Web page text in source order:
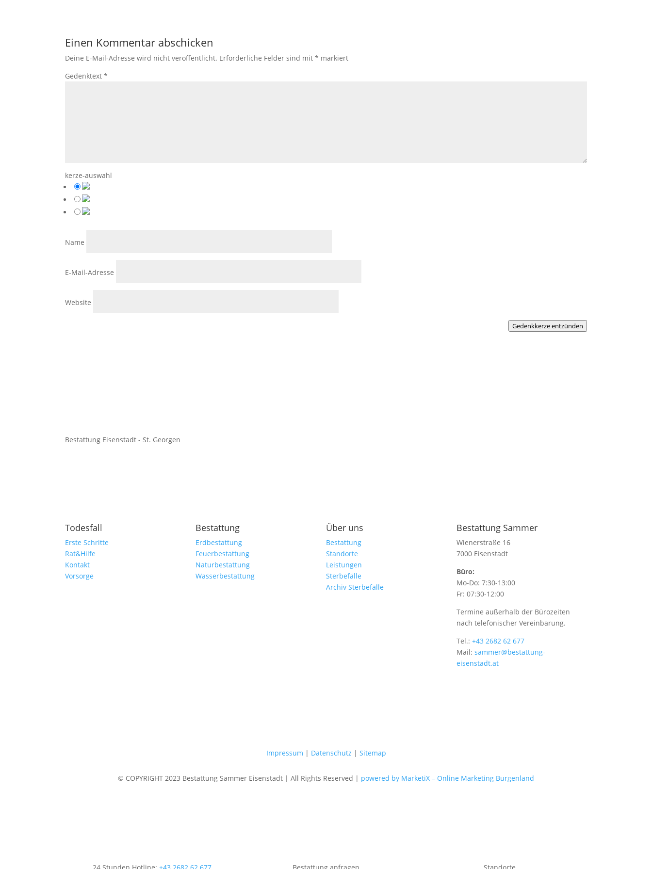
Einen Kommentar abschicken
Deine E-Mail-Adresse wird nicht veröffentlicht. Erforderliche Felder sind mit* markiert
Gedenktext*
kerze-auswahl
Name
E-Mail-Adresse
Website
Gedenkkerze entzünden
Bestattung Eisenstadt - St. Georgen
Todesfall
Erste Schritte
Rat&Hilfe
Kontakt
Vorsorge
Bestattung
Erdbestattung
Feuerbestattung
Naturbestattung
Wasserbestattung
Über uns
Bestattung
Standorte
Leistungen
Sterbefälle
Archiv Sterbefälle
Bestattung Sammer
Wienerstraße 16
7000 Eisenstadt
Büro:
Mo-Do: 7:30-13:00
Fr: 07:30-12:00
Termine außerhalb der Bürozeiten
nach telefonischer Vereinbarung.
Tel.: +43 2682 62 677
Mail: sammer@bestattung-
eisenstadt.at
Impressum | Datenschutz | Sitemap
© COPYRIGHT 2023 Bestattung Sammer Eisenstadt | All Rights Reserved | powered by MarketiX – Online Marketing Burgenland